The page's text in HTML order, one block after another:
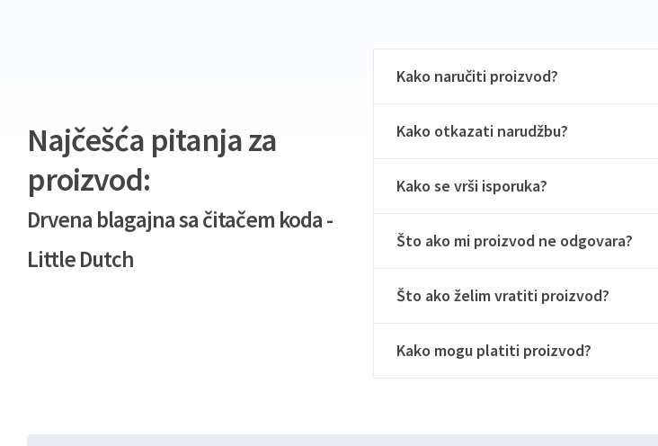
Najčešća pitanja za
proizvod:
Drvena blagajna sa čitačem koda -
Little Dutch
Kako naručiti proizvod?
Kako otkazati narudžbu?
Kako se vrši isporuka?
Što ako mi proizvod ne odgovara?
Što ako želim vratiti proizvod?
Kako mogu platiti proizvod?